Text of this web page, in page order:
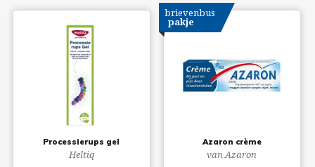
Processierups gel
Heltiq
Azaron crème
van Azaron
brievenbus
pakje